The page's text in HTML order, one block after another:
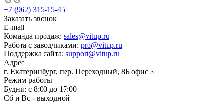
+7 (962) 315-15-45
Заказать звонок
E-mail
Команда продаж: sales@vitup.ru
Работа с заводчиками: pro@vitup.ru
Поддержка сайта: support@vitup.ru
Адрес
г. Екатеринбург, пер. Переходный, 8Б офис 3
Режим работы
Будни: с 8:00 до 17:00
Сб и Вс - выходной